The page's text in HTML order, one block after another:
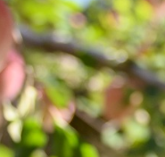
한국어